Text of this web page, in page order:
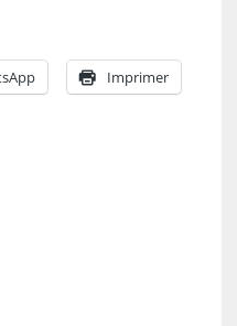
Imprimer